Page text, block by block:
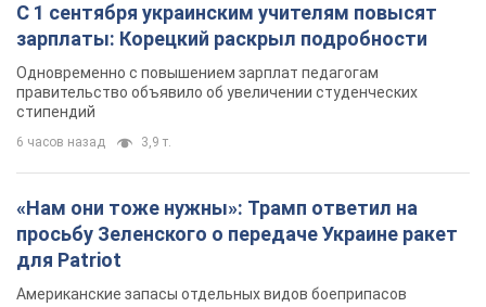
С 1 сентября украинским учителям повысят
зарплаты: Корецкий раскрыл подробности
Одновременно с повышением зарплат педагогам
правительство объявило об увеличении студенческих
стипендий
6 часов назад 3,9 т.
«Нам они тоже нужны»: Трамп ответил на
просьбу Зеленского о передаче Украине ракет
для Patriot
Американские запасы отдельных видов боеприпасов